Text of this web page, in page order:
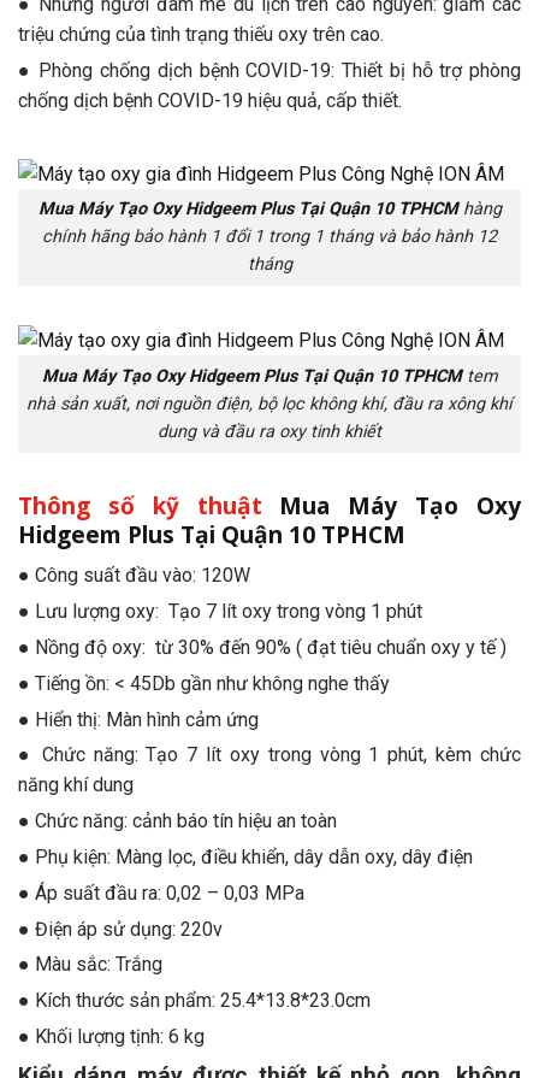
triệu chứng của tình trạng thiếu oxy trên cao.
● Phòng chống dịch bệnh COVID-19: Thiết bị hỗ trợ phòng
chống dịch bệnh COVID-19 hiệu quả, cấp thiết.
Mua Máy Tạo Oxy Hidgeem Plus Tại Quận 10 TPHCM hàng
chính hãng bảo hành 1 đổi 1 trong 1 tháng và bảo hành 12
tháng
Mua Máy Tạo Oxy Hidgeem Plus Tại Quận 10 TPHCMtem
nhà sản xuất, nơi nguồn điện, bộ lọc không khí, đầu ra xông khí
dung và đầu ra oxy tinh khiết
Thông số kỹ thuật Mua Máy Tạo Oxy
Hidgeem Plus Tại Quận 10 TPHCM
● Công suất đầu vào: 120W
● Lưu lượng oxy: Tạo 7 lít oxy trong vòng 1 phút
● Nồng độ oxy: từ 30% đến 90% ( đạt tiêu chuẩn oxy y tế )
● Tiếng ồn: < 45Db gần như không nghe thấy
● Hiển thị: Màn hình cảm ứng
● Chức năng: Tạo 7 lít oxy trong vòng 1 phút, kèm chức
năng khí dung
● Chức năng: cảnh báo tín hiệu an toàn
● Phụ kiện: Màng lọc, điều khiển, dây dẫn oxy, dây điện
● Áp suất đầu ra: 0,02 – 0,03 MPa
● Điện áp sử dụng: 220v
● Màu sắc: Trắng
● Kích thước sản phẩm: 25.4*13.8*23.0cm
● Khối lượng tịnh: 6 kg